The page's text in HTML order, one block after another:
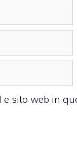
sito web in